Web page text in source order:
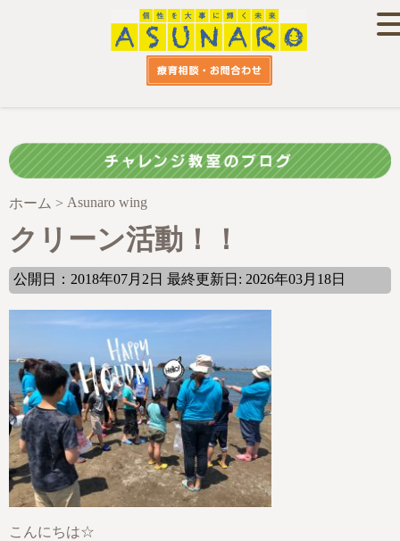
ホーム > Asunaro wing
クリーン活動！！
公開日：2018年07月2日 最終更新日: 2026年03月18日
こんにちは☆